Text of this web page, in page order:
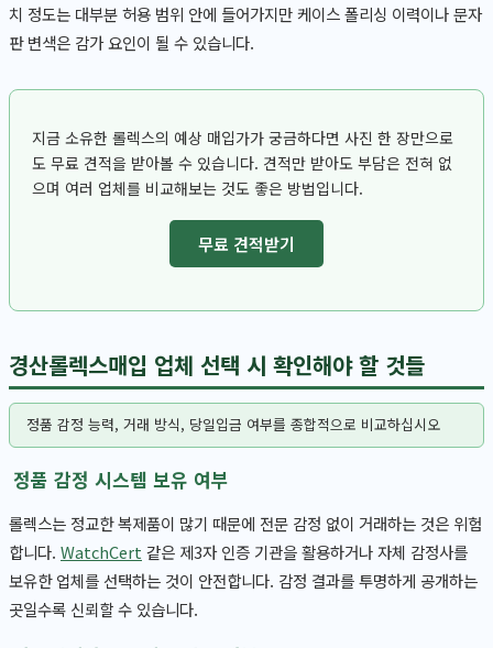
치 정도는 대부분 허용 범위 안에 들어가지만 케이스 폴리싱 이력이나 문자
판 변색은 감가 요인이 될 수 있습니다.
지금 소유한 롤렉스의 예상 매입가가 궁금하다면 사진 한 장만으로
도 무료 견적을 받아볼 수 있습니다. 견적만 받아도 부담은 전혀 없
으며 여러 업체를 비교해보는 것도 좋은 방법입니다.
무료 견적받기
경산롤렉스매입 업체 선택 시 확인해야 할 것들
정품 감정 능력, 거래 방식, 당일입금 여부를 종합적으로 비교하십시오
정품 감정 시스템 보유 여부
롤렉스는 정교한 복제품이 많기 때문에 전문 감정 없이 거래하는 것은 위험
합니다. WatchCert 같은 제3자 인증 기관을 활용하거나 자체 감정사를
보유한 업체를 선택하는 것이 안전합니다. 감정 결과를 투명하게 공개하는
곳일수록 신뢰할 수 있습니다.